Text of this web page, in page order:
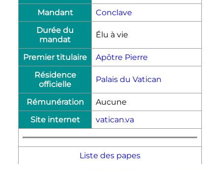
Mandant
Conclave
Durée du
mandat
Élu à vie
Premier titulaire
Apôtre Pierre
Résidence
officielle
Palais du Vatican
Rémunération
Aucune
Site internet
vatican.va
Liste des papes